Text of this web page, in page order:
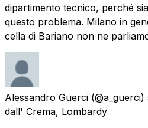
dipartimento tecnico, perché
questo problema. Milano in
cella di Bariano non ne
Alessandro Guerci (@a_guerci)
dall' Crema, Lombardy